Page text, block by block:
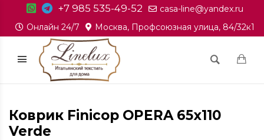
+7 985 535-49-52
casa-line@yandex.ru
Онлайн 24/7
Москва, Профсоюзная улица, 84/32к1
Коврик Finicop OPERA 65x110
Verde